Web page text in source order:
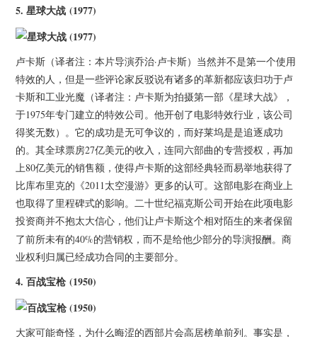
5.星球大战 (1977)
卢卡斯（译者注：本片导演乔治·卢卡斯）当然并不是第一个使用
特效的人，但是一些评论家反驳说有诸多的革新都应该归功于卢
卡斯和工业光魔（译者注：卢卡斯为拍摄第一部《星球大战》，
于1975年专门建立的特效公司。他开创了电影特效行业，该公司
得奖无数）。它的成功是无可争议的，而好莱坞是是追逐成功
的。其全球票房27亿美元的收入，连同六部曲的专营授权，再加
上80亿美元的销售额，使得卢卡斯的这部经典轻而易举地获得了
比库布里克的《2011太空漫游》更多的认可。这部电影在商业上
也取得了里程碑式的影响。二十世纪福克斯公司开始在此项电影
投资商并不抱太大信心，他们让卢卡斯这个相对陌生的来者保留
了前所未有的40%的营销权，而不是给他少部分的导演报酬。商
业权利归属已经成功合同的主要部分。
4.百战宝枪 (1950)
大家可能奇怪，为什么晦涩的西部片会高居榜单前列。事实是，